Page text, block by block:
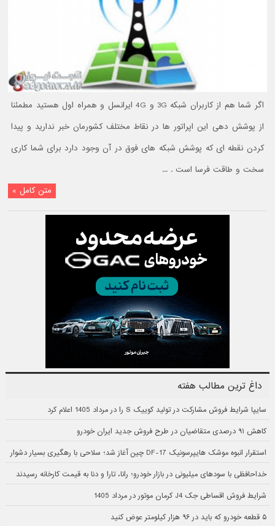
اگر شما هم از کاربران شبکه 3G و 4G ایرانسل و همراه اول هستید مطمئنا
از پوشش دهی این اپراتور ها در نقاط مختلف کشورمان خبر ندارید و پیدا
کردن نقطه ای که پوشش شبکه های فوق در آن وجود دارد برای شما کاری
سخت و طاقت فرسا است . ...
متن کامل »
داغ ترین مطالب هفته
سایپا شرایط فروش مشارکت در تولید کوییک S را در مرداد 1405 اعلام کرد
کاهش ۹۱ درصدی متقاضیان در طرح فروش جدید ایران خودرو
استقرار انبوه موشک هایپرسونیک DF-17 چین آغاز شد؛ سلاحی با رهگیری بسیار دشوار
خداحافظی با سودهای میلیونی در بازار خودرو؛ رانا، تارا و دنا به قیمت کارخانه رسیدند
شرایط فروش اقساطی جک J4 کرمان موتور در مرداد 1405
۵ قطعه خودرو که باید در ۹۶ هزار کیلومتر عوض کنید